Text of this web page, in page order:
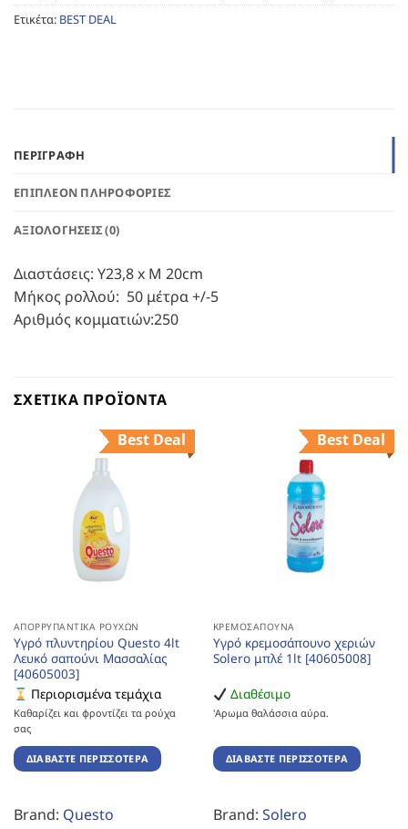
Ετικέτα: BEST DEAL
ΠΕΡΙΓΡΑΦΉ
ΕΠΙΠΛΈΟΝ ΠΛΗΡΟΦΟΡΊΕΣ
ΑΞΙΟΛΟΓΉΣΕΙΣ (0)
Διαστάσεις: Υ23,8 x Μ 20cm
Μήκος ρολλού: 50 μέτρα +/-5
Αριθμός κομματιών:250
ΣΧΕΤΙΚΆ ΠΡΟΪΌΝΤΑ
Best Deal
ΑΠΟΡΡΥΠΑΝΤΙΚΆ ΡΟΎΧΩΝ
Υγρό πλυντηρίου Questo 4lt
Λευκό σαπούνι Μασσαλίας
[40605003]
Περιορισμένα τεμάχια
Καθαρίζει και φροντίζει τα ρούχα
σας
ΔΙΑΒΆΣΤΕ ΠΕΡΙΣΣΌΤΕΡΑ
Brand: Questo
Best Deal
ΚΡΕΜΟΣΆΠΟΥΝΑ
Υγρό κρεμοσάπουνο χεριών
Solero μπλέ 1lt [40605008]
Διαθέσιμο
'Αρωμα θαλάσσια αύρα.
ΔΙΑΒΆΣΤΕ ΠΕΡΙΣΣΌΤΕΡΑ
Brand: Solero